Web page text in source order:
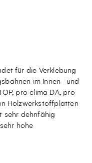
für die Verklebung
im Innen- und
pro clima DA, pro
Holzwerkstoffplatten
sehr dehnfähig
hohe